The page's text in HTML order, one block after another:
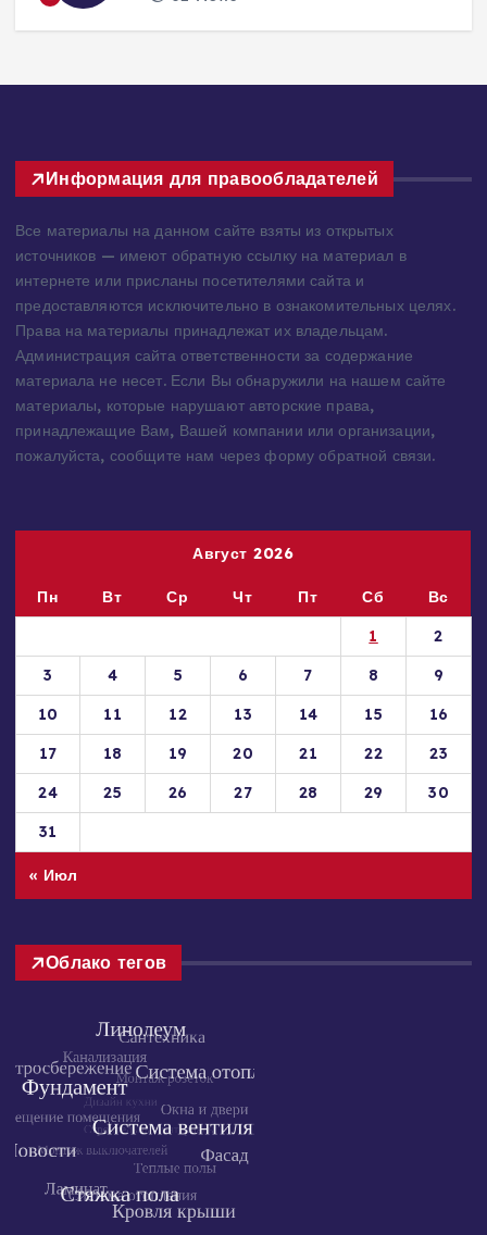
Информация для правообладателей
Все материалы на данном сайте взяты из открытых
источников — имеют обратную ссылку на материал в
интернете или присланы посетителями сайта и
предоставляются исключительно в ознакомительных целях.
Права на материалы принадлежат их владельцам.
Администрация сайта ответственности за содержание
материала не несет. Если Вы обнаружили на нашем сайте
материалы, которые нарушают авторские права,
Август 2026
Сб
Вс
1
2
3
4 5 6 7 8
9
10
11 12 13 14 15
16
17
18 19 20 21 22
23
24
31